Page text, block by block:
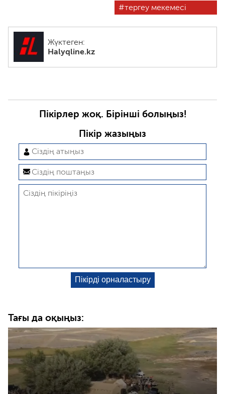
тергеу мекемесі
Жүктеген:
Halyqline.kz
Пікірлер жоқ. Бірінші болыңыз!
Пікір жазыңыз
Тағы да оқыңыз: